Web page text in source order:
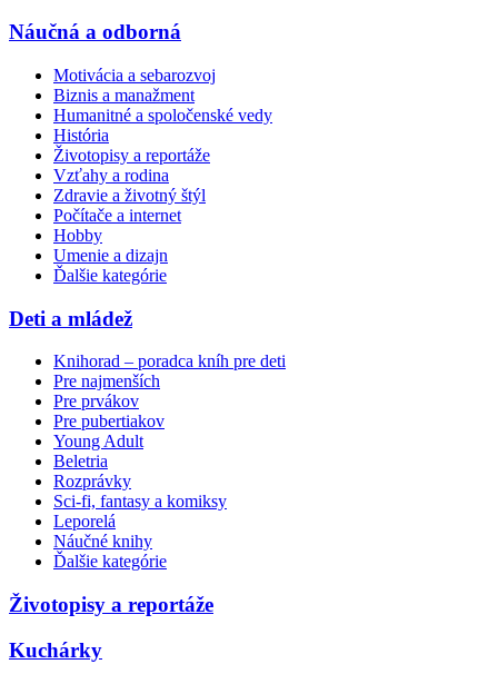
Náučná a odborná
Motivácia a sebarozvoj
Biznis a manažment
Humanitné a spoločenské vedy
História
Životopisy a reportáže
Vzťahy a rodina
Zdravie a životný štýl
Počítače a internet
Hobby
Umenie a dizajn
Ďalšie kategórie
Deti a mládež
Knihorad – poradca kníh pre deti
Pre najmenších
Pre prvákov
Pre pubertiakov
Young Adult
Beletria
Rozprávky
Sci-fi, fantasy a komiksy
Leporelá
Náučné knihy
Ďalšie kategórie
Životopisy a reportáže
Kuchárky